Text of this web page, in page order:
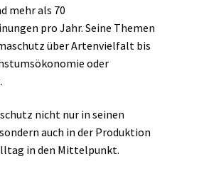
mehr als 70
pro Jahr. Seine Themen
über Artenvielfalt bis
oder
nicht nur in seinen
auch in der Produktion
in den Mittelpunkt.